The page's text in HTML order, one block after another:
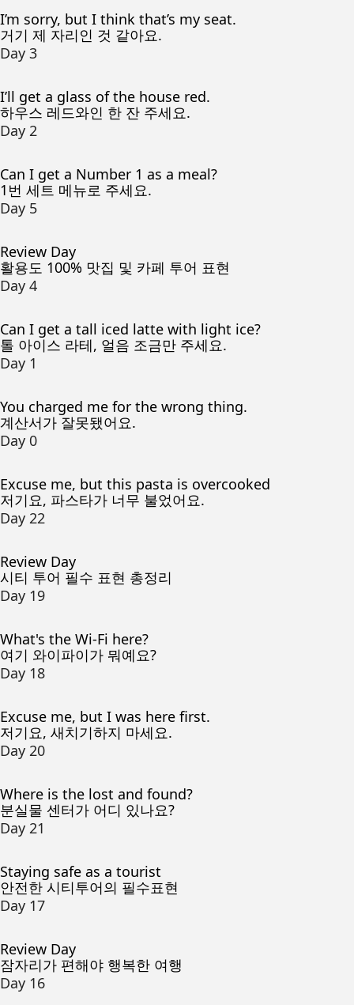
I’m sorry, but I think that’s my seat.
거기 제 자리인 것 같아요.
Day 3
I’ll get a glass of the house red.
하우스 레드와인 한 잔 주세요.
Day 2
Can I get a Number 1 as a meal?
1번 세트 메뉴로 주세요.
Day 5
Review Day
활용도 100% 맛집 및 카페 투어 표현
Day 4
Can I get a tall iced latte with light ice?
톨 아이스 라테, 얼음 조금만 주세요.
Day 1
You charged me for the wrong thing.
계산서가 잘못됐어요.
Day 0
Excuse me, but this pasta is overcooked
저기요, 파스타가 너무 불었어요.
Day 22
Review Day
시티 투어 필수 표현 총정리
Day 19
What's the Wi-Fi here?
여기 와이파이가 뭐예요?
Day 18
Excuse me, but I was here first.
저기요, 새치기하지 마세요.
Day 20
Where is the lost and found?
분실물 센터가 어디 있나요?
Day 21
Staying safe as a tourist
안전한 시티투어의 필수표현
Day 17
Review Day
잠자리가 편해야 행복한 여행
Day 16